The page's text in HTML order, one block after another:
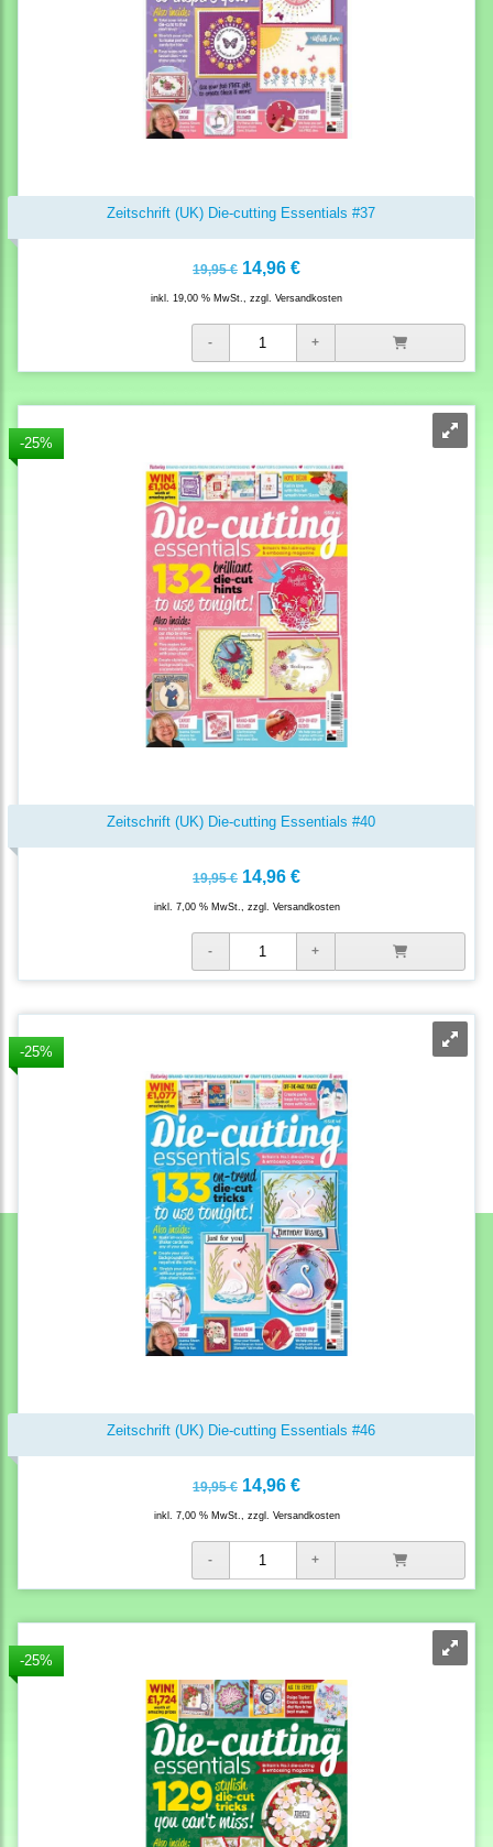
Zeitschrift (UK) Die-cutting Essentials #37
19,95 € 14,96 €
inkl. 19,00 % MwSt., zzgl. Versandkosten
-25%
Zeitschrift (UK) Die-cutting Essentials #40
19,95 € 14,96 €
inkl. 7,00 % MwSt., zzgl. Versandkosten
-25%
Zeitschrift (UK) Die-cutting Essentials #46
19,95 € 14,96 €
inkl. 7,00 % MwSt., zzgl. Versandkosten
-25%